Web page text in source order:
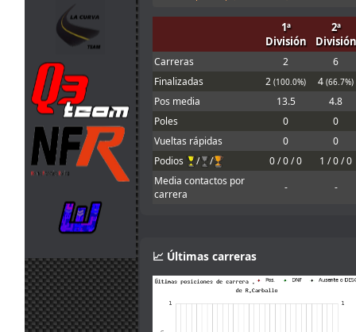
en 30
menjacocs
1 segunto en el
T1 !!!!
Cameron!!!
30
jul.
15:04
Mola! Nos
vemos el Lunes
30
jul.
14:14
johneysvk:
Would be good
to allow
different tyre
manufacturers
too
camtawn
Ah that makes
sense! Gracias :)
30
jul.
13:47
mitsumeku:
Yes, it isn't fully
explained in the
information. You
can lower the
brake force, but
not increase it.
Sorry.
1ª
División
2ª
División
Carreras 2
6
Finalizadas
2 (100.0%) 4 (66.7%)
Pos media 13.5
4.8
Poles
0
0
Vueltas rápidas
0
0
Podios
/ / 0 / 0 / 0
1 / 0 / 0
Media contactos por
carrera
- -
📈 Últimas carreras